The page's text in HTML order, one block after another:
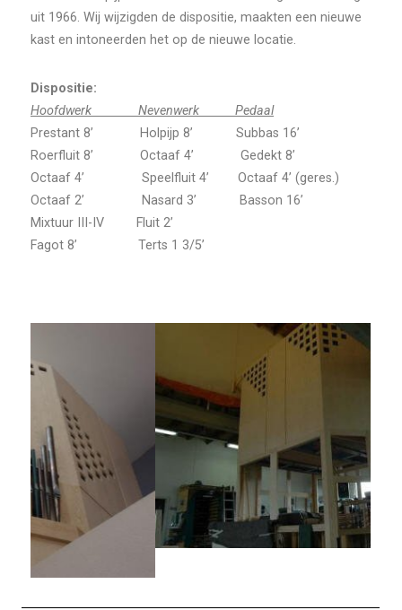
uit 1966. Wij wijzigden de dispositie, maakten een nieuwe
kast en intoneerden het op de nieuwe locatie.
Dispositie:
Hoofdwerk Nevenwerk Pedaal
Prestant 8’ Holpijp 8’ Subbas 16’
Roerfluit 8’ Octaaf 4’ Gedekt 8’
Octaaf 4’ Speelfluit 4’ Octaaf 4’ (geres.)
Octaaf 2’ Nasard 3’ Basson 16’
Mixtuur III-IV Fluit 2’
Fagot 8’ Terts 1 3/5’